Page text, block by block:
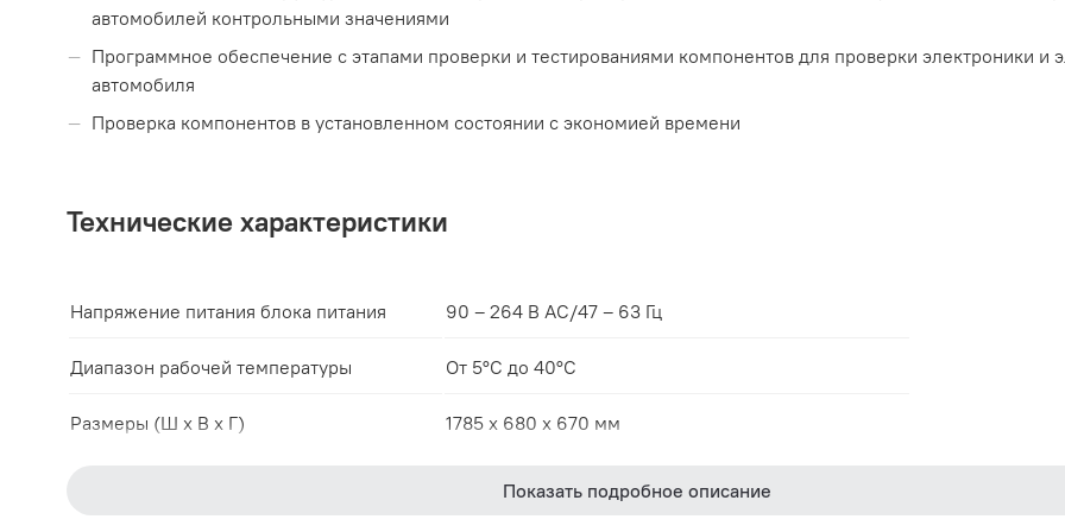
автомобилей контрольными значениями
Программное обеспечение с этапами проверки и тестированиями компонентов для проверки электроники и
автомобиля
Проверка компонентов в установленном состоянии с экономией времени
Технические характеристики
Напряжение питания блока питания 90 – 264 В AC/47 – 63 Гц
Диапазон рабочей температуры От 5°C до 40°C
Размеры (Ш x В x Г) 1785 x 680 x 670 мм
Показать подробное описание